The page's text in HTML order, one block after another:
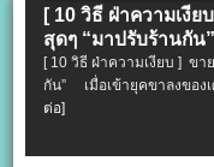
[ 10 วิธี ฝ่าความเงี
สุดๆ “มาปรับร้านกัน”
[ 10 วิธี ฝ่าความเงียบ ] ขา
กัน” เมื่อเข้ายุคขาลงของ
ต่อ]